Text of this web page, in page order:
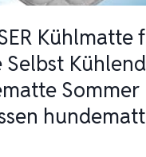
Kühlmatte
Selbst
Sommer